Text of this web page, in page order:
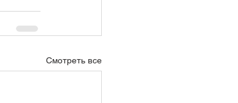
Смотреть все